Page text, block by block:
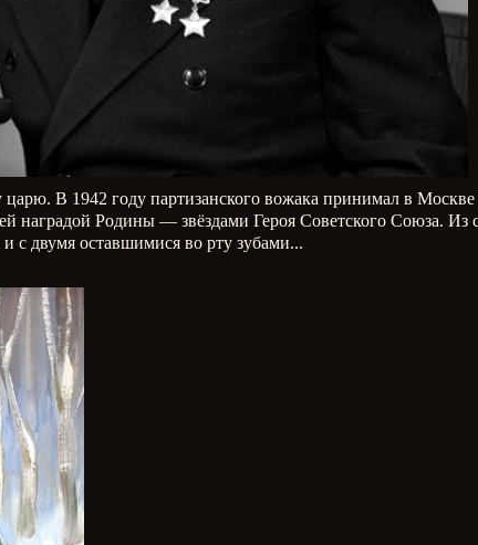
царю. В 1942 году партизанского вожака принимал в
Родины — звёздами Героя Советского Союза. Из
с двумя оставшимися во рту зубами...